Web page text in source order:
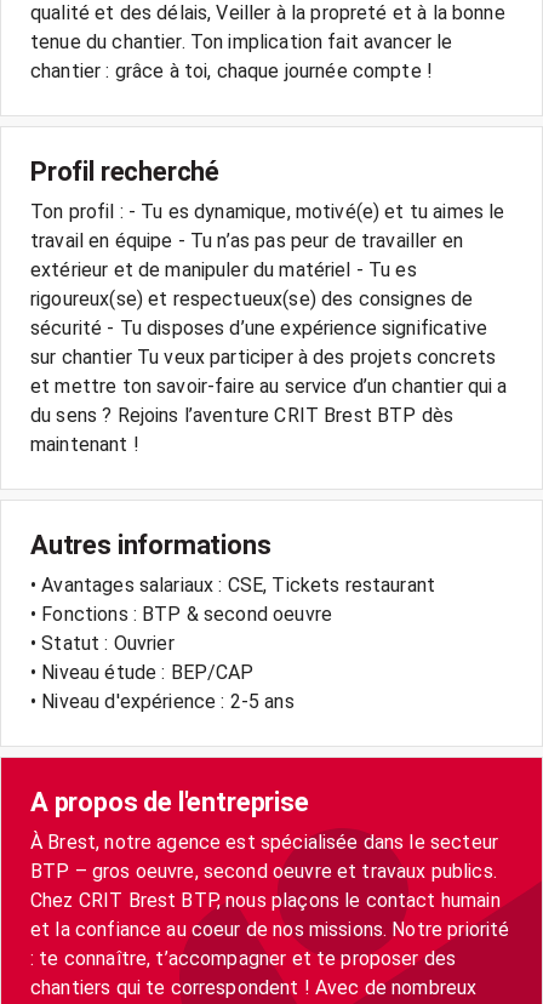
qualité et des délais, Veiller à la propreté et à la bonne
tenue du chantier. Ton implication fait avancer le
chantier : grâce à toi, chaque journée compte !
Profil recherché
Ton profil : - Tu es dynamique, motivé(e) et tu aimes le
travail en équipe - Tu n’as pas peur de travailler en
extérieur et de manipuler du matériel - Tu es
rigoureux(se) et respectueux(se) des consignes de
sécurité - Tu disposes d’une expérience significative
sur chantier Tu veux participer à des projets concrets
et mettre ton savoir-faire au service d’un chantier qui a
du sens ? Rejoins l’aventure CRIT Brest BTP dès
maintenant !
Autres informations
• Avantages salariaux : CSE, Tickets restaurant
• Fonctions : BTP & second oeuvre
• Statut : Ouvrier
• Niveau étude : BEP/CAP
• Niveau d'expérience : 2-5 ans
A propos de l'entreprise
À Brest, notre agence est spécialisée dans le secteur
BTP – gros oeuvre, second oeuvre et travaux publics.
Chez CRIT Brest BTP, nous plaçons le contact humain
et la confiance au coeur de nos missions. Notre priorité
: te connaître, t’accompagner et te proposer des
chantiers qui te correspondent ! Avec de nombreux